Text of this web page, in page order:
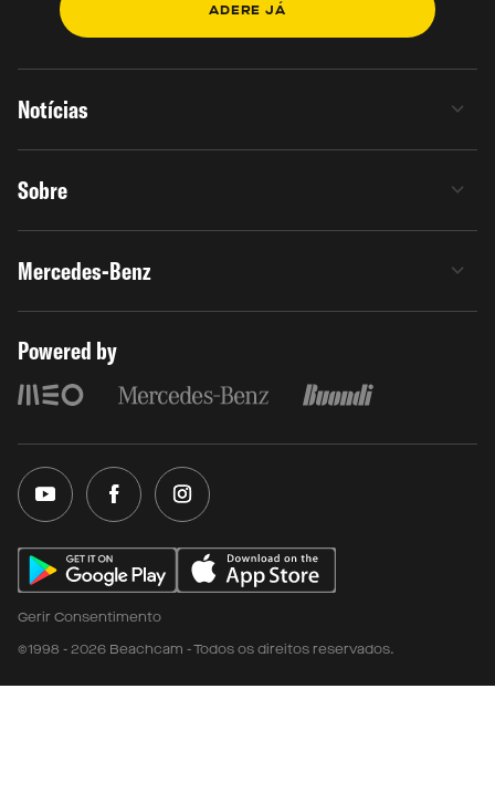
ADERE JÁ
Notícias
Sobre
Mercedes-Benz
Powered by
Gerir Consentimento
©1998 - 2026 Beachcam - Todos os direitos reservados.